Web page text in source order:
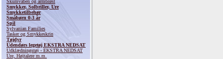
Skumvåben og armbrøst
Smykker, Solbriller, Ure
Smykketilbehør
Småbørn 0-3 år
Spil
Sylvanian Families
Tasker og Smykkeskrin
Tøjdyr
Udendørs legetøj EKSTRA NEDSAT
Udklædningstøj - EKSTRA NEDSAT
Ure, Højtalere m.m.